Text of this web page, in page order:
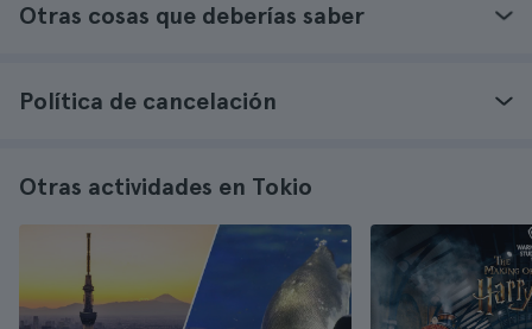
Otras cosas que deberías saber
Política de cancelación
Otras actividades en Tokio